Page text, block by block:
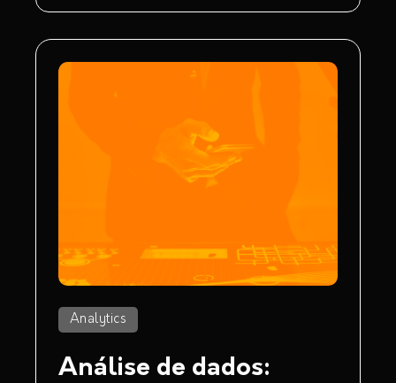
Analytics
Análise de dados: